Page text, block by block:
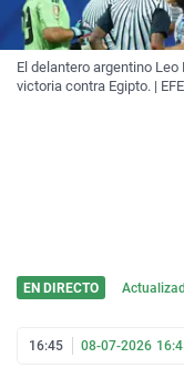
El delantero argentino
victoria contra Egipto. | EFE
EN DIRECTO
16:45 08-07-2026